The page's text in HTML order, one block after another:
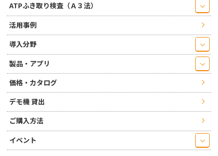
ATPふき取り検査（Ａ３法）
活用事例
導入分野
製品・アプリ
価格・カタログ
デモ機 貸出
ご購入方法
イベント